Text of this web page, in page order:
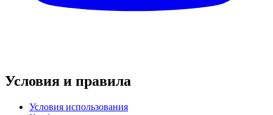
Условия и правила
Условия использования